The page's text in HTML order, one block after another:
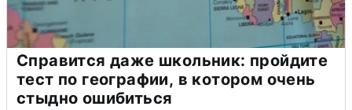
Справится даже школьник: пройдите
тест по географии, в котором очень
стыдно ошибиться